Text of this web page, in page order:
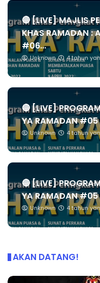
🔴 [LIVE] MAJLIS
KHAS RAMADAN :
#06...
Unknown 4 tahun
🔴 [LIVE]
YA RAMADAN #05
Unknown 4 tahun
🔴 [LIVE]
YA RAMADAN #05
Unknown 4 tahun
AKAN DATANG!